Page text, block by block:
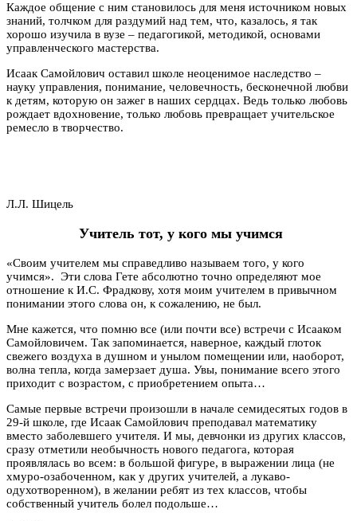
Каждое общение с ним становилось для меня источником новых
знаний, толчком для раздумий над тем, что, казалось, я так
хорошо изучила в вузе – педагогикой, методикой, основами
управленческого мастерства.
Исаак Самойлович оставил школе неоценимое наследство –
науку управления, понимание, человечность, бесконечной любви
к детям, которую он зажег в наших сердцах. Ведь только любовь
рождает вдохновение, только любовь превращает учительское
ремесло в творчество.
Л.Л. Шицель
Учитель тот, у кого мы учимся
«Своим учителем мы справедливо называем того, у кого
учимся». Эти слова Гете абсолютно точно определяют мое
отношение к И.С. Фрадкову, хотя моим учителем в привычном
понимании этого слова он, к сожалению, не был.
Мне кажется, что помню все (или почти все) встречи с Исааком
Самойловичем. Так запоминается, наверное, каждый глоток
свежего воздуха в душном и унылом помещении или, наоборот,
волна тепла, когда замерзает душа. Увы, понимание всего этого
приходит с возрастом, с приобретением опыта…
Самые первые встречи произошли в начале семидесятых годов в
29-й школе, где Исаак Самойлович преподавал математику
вместо заболевшего учителя. И мы, девчонки из других классов,
сразу отметили необычность нового педагога, которая
проявлялась во всем: в большой фигуре, в выражении лица (не
хмуро-озабоченном, как у других учителей, а лукаво-
одухотворенном), в желании ребят из тех классов, чтобы
собственный учитель болел подольше…